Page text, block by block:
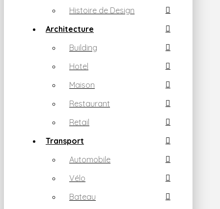
Histoire de Design
Architecture
Building
Hotel
Maison
Restaurant
Retail
Transport
Automobile
Vélo
Bateau